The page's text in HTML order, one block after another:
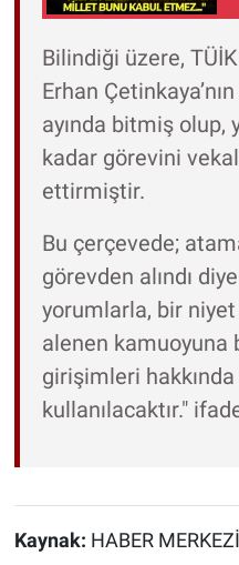
Bilindiği üzere,
Erhan
ayında bitmiş olup,
kadar görevini
ettirmiştir.
Bu çerçevede;
görevden alındı
yorumlarla, bir
alenen kamuoyuna
girişimleri
kullanılacaktır."
Kaynak: HABER MERKEZİ